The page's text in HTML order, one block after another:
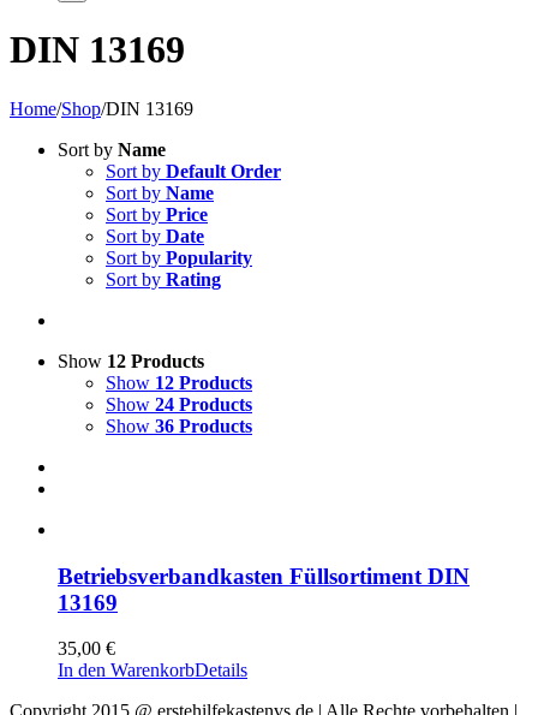
DIN 13169
Home/Shop/DIN 13169
Sort by Name
Sort by Default Order
Sort by Name
Sort by Price
Sort by Date
Sort by Popularity
Sort by Rating
Show 12 Products
Show 12 Products
Show 24 Products
Show 36 Products
Betriebsverbandkasten Füllsortiment DIN
13169
35,00 €
In den WarenkorbDetails